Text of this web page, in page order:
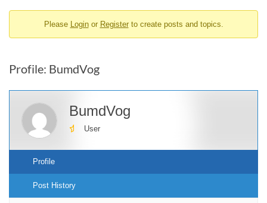
You
here:
Please Loginor Registerto create posts and topics.
Profile: BumdVog
BumdVog
User
Profile
Post History